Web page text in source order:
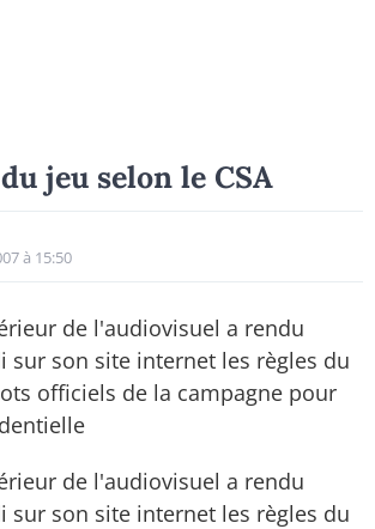
jeu selon le CSA
à 15:50
de l'audiovisuel a rendu
sur son site internet les règles du
officiels de la campagne pour
de l'audiovisuel a rendu
sur son site internet les règles du